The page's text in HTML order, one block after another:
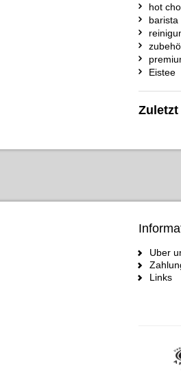
hot
barista
Eistee
Zuletzt
Uber
Links